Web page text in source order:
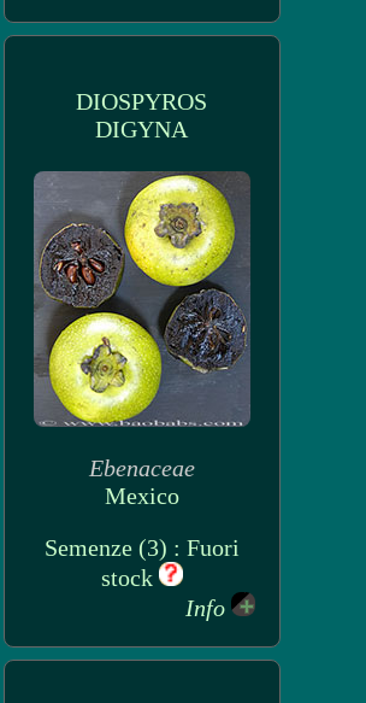
DIOSPYROS
DIGYNA
Ebenaceae
Mexico
Semenze (3) : Fuori
stock
Info